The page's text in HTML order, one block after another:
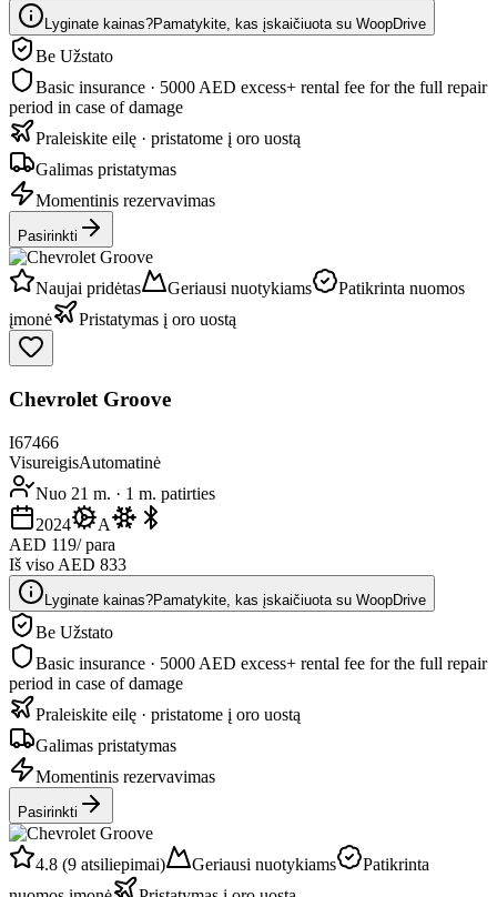
Lyginate kainas?Pamatykite, kas įskaičiuota su WoopDrive
Be Užstato
Basic insurance · 5000 AED excess+ rental fee for the full repair
period in case of damage
Praleiskite eilę · pristatome į oro uostą
Galimas pristatymas
Momentinis rezervavimas
Pasirinkti
Naujai pridėtas Geriausi nuotykiams
Patikrinta nuomos
įmonė
Pristatymas į oro uostą
Chevrolet Groove
I67466
VisureigisAutomatinė
Nuo 21 m. · 1 m. patirties
2024
A
AED 119/ para
Iš viso AED 833
Lyginate kainas?Pamatykite, kas įskaičiuota su WoopDrive
Be Užstato
Basic insurance · 5000 AED excess+ rental fee for the full repair
period in case of damage
Praleiskite eilę · pristatome į oro uostą
Galimas pristatymas
Momentinis rezervavimas
Pasirinkti
4.8 (9 atsiliepimai) Geriausi nuotykiams
Patikrinta